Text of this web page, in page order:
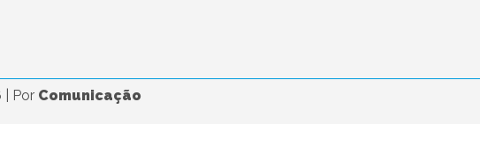
Por Comunicação